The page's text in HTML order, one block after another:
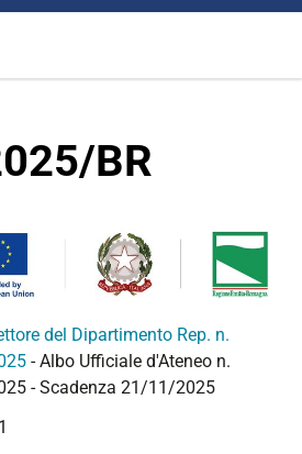
BR
del Dipartimento Rep. n.
- Albo Ufficiale d'Ateneo n.
- Scadenza 21/11/2025